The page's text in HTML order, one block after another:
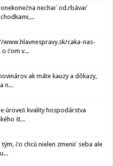
nechať od.rbávať
www.hlavnespravy.sk/caka-nas-
čom v...
ak máte kauzy a dôkazy,
n...
úroveň kvality hospodárstva
št...
tým, čo chcú nielen zmeniť seba ale